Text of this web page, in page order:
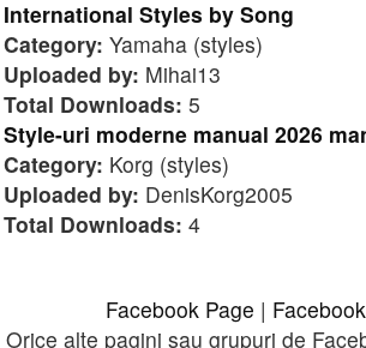
International Styles by Song
Category: Yamaha (styles)
Uploaded by: Mihai13
Total Downloads: 5
Style-uri moderne manual 2026
Category: Korg (styles)
Uploaded by: DenisKorg2005
Total Downloads: 4
Facebook Page |
Orice alte pagini sau grupuri de